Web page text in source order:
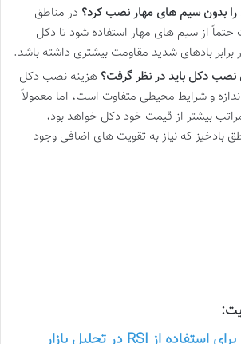
را بدون سیم های مهار نصب کرد؟ در مناطق
حتماً از سیم های مهار استفاده شود تا دکل
برابر بادهای شدید مقاومت بیشتری داشته باشد.
نصب دکل باید در نظر گرفت؟ هزینه نصب دکل
و شرایط محیطی متفاوت است، اما معمولاً
بیشتر از قیمت خود دکل خواهد بود،
بادخیز که نیاز به تقویت های اضافی وجود